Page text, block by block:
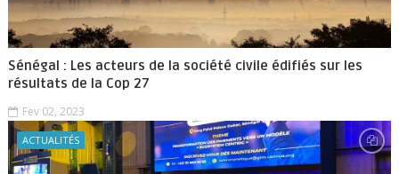
Sénégal : Les acteurs de la société civile édifiés sur les
résultats de la Cop 27
Fev 02, 2023
ACTUALITÉS